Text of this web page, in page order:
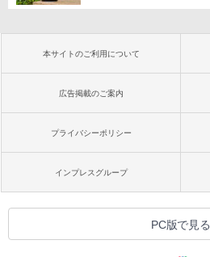
本サイトのご利用について
広告掲載のご案内
プライバシーポリシー
インプレスグループ
PC版で見る